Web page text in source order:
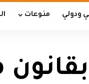
ودولي منوعات